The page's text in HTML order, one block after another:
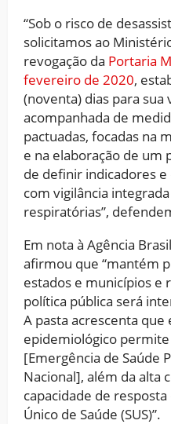
“Sob o risco de
solicitamos ao
revogação da Portaria
fevereiro de 2020,
(noventa) dias para sua
acompanhada de
pactuadas, focadas na
e na elaboração de um
de definir indicadores
com vigilância
respiratórias”,
Em nota à Agência
afirmou que “mantém
estados e municípios e
política pública será
A pasta acrescenta
epidemiológico
[Emergência de Saúde
Nacional], além da alta
capacidade de
Único de Saúde (SUS)”.